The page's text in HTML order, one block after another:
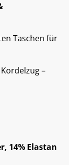
Taschen für
–
14% Elastan